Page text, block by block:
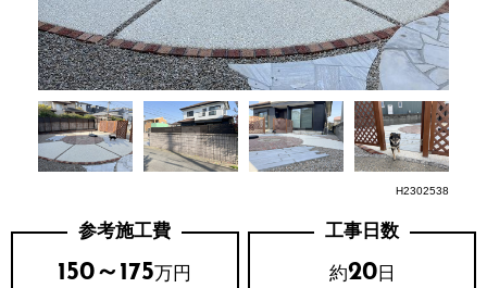
H2302538
参考施工費
150～175万円
工事日数
約20日